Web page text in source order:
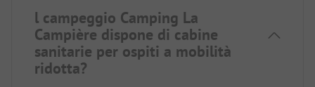
l campeggio Camping La
Campière dispone di cabine
sanitarie per ospiti a mobilità
ridotta?